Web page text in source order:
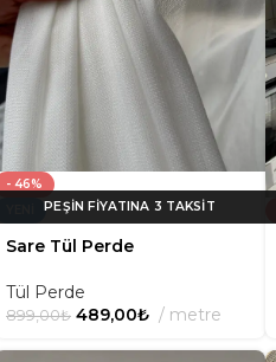
- 46%
Sare Tül Perde
Tül Perde
899,00₺ 489,00₺ metre